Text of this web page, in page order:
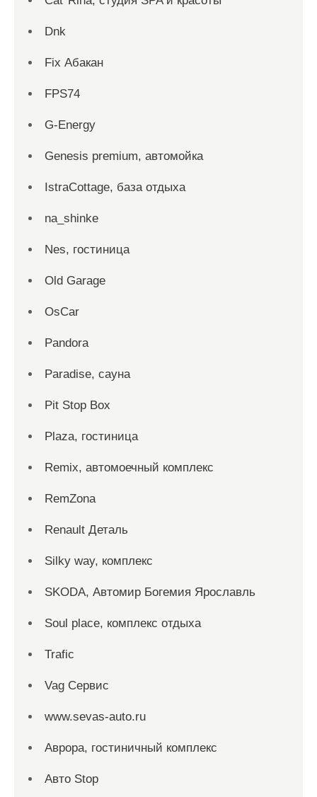
Dnk
Fix Абакан
FPS74
G-Energy
Genesis premium, автомойка
IstraCottage, база отдыха
na_shinke
Nes, гостиница
Old Garage
OsCar
Pandora
Paradise, сауна
Pit Stop Box
Plaza, гостиница
Remix, автомоечный комплекс
RemZona
Renault Деталь
Silky way, комплекс
SKODA, Автомир Богемия Ярославль
Soul place, комплекс отдыха
Trafic
Vag Сервис
www.sevas-auto.ru
Аврора, гостиничный комплекс
Авто Stop